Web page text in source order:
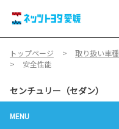
トップページ 取り扱い車種
安全性能
センチュリー（セダン）
MENU